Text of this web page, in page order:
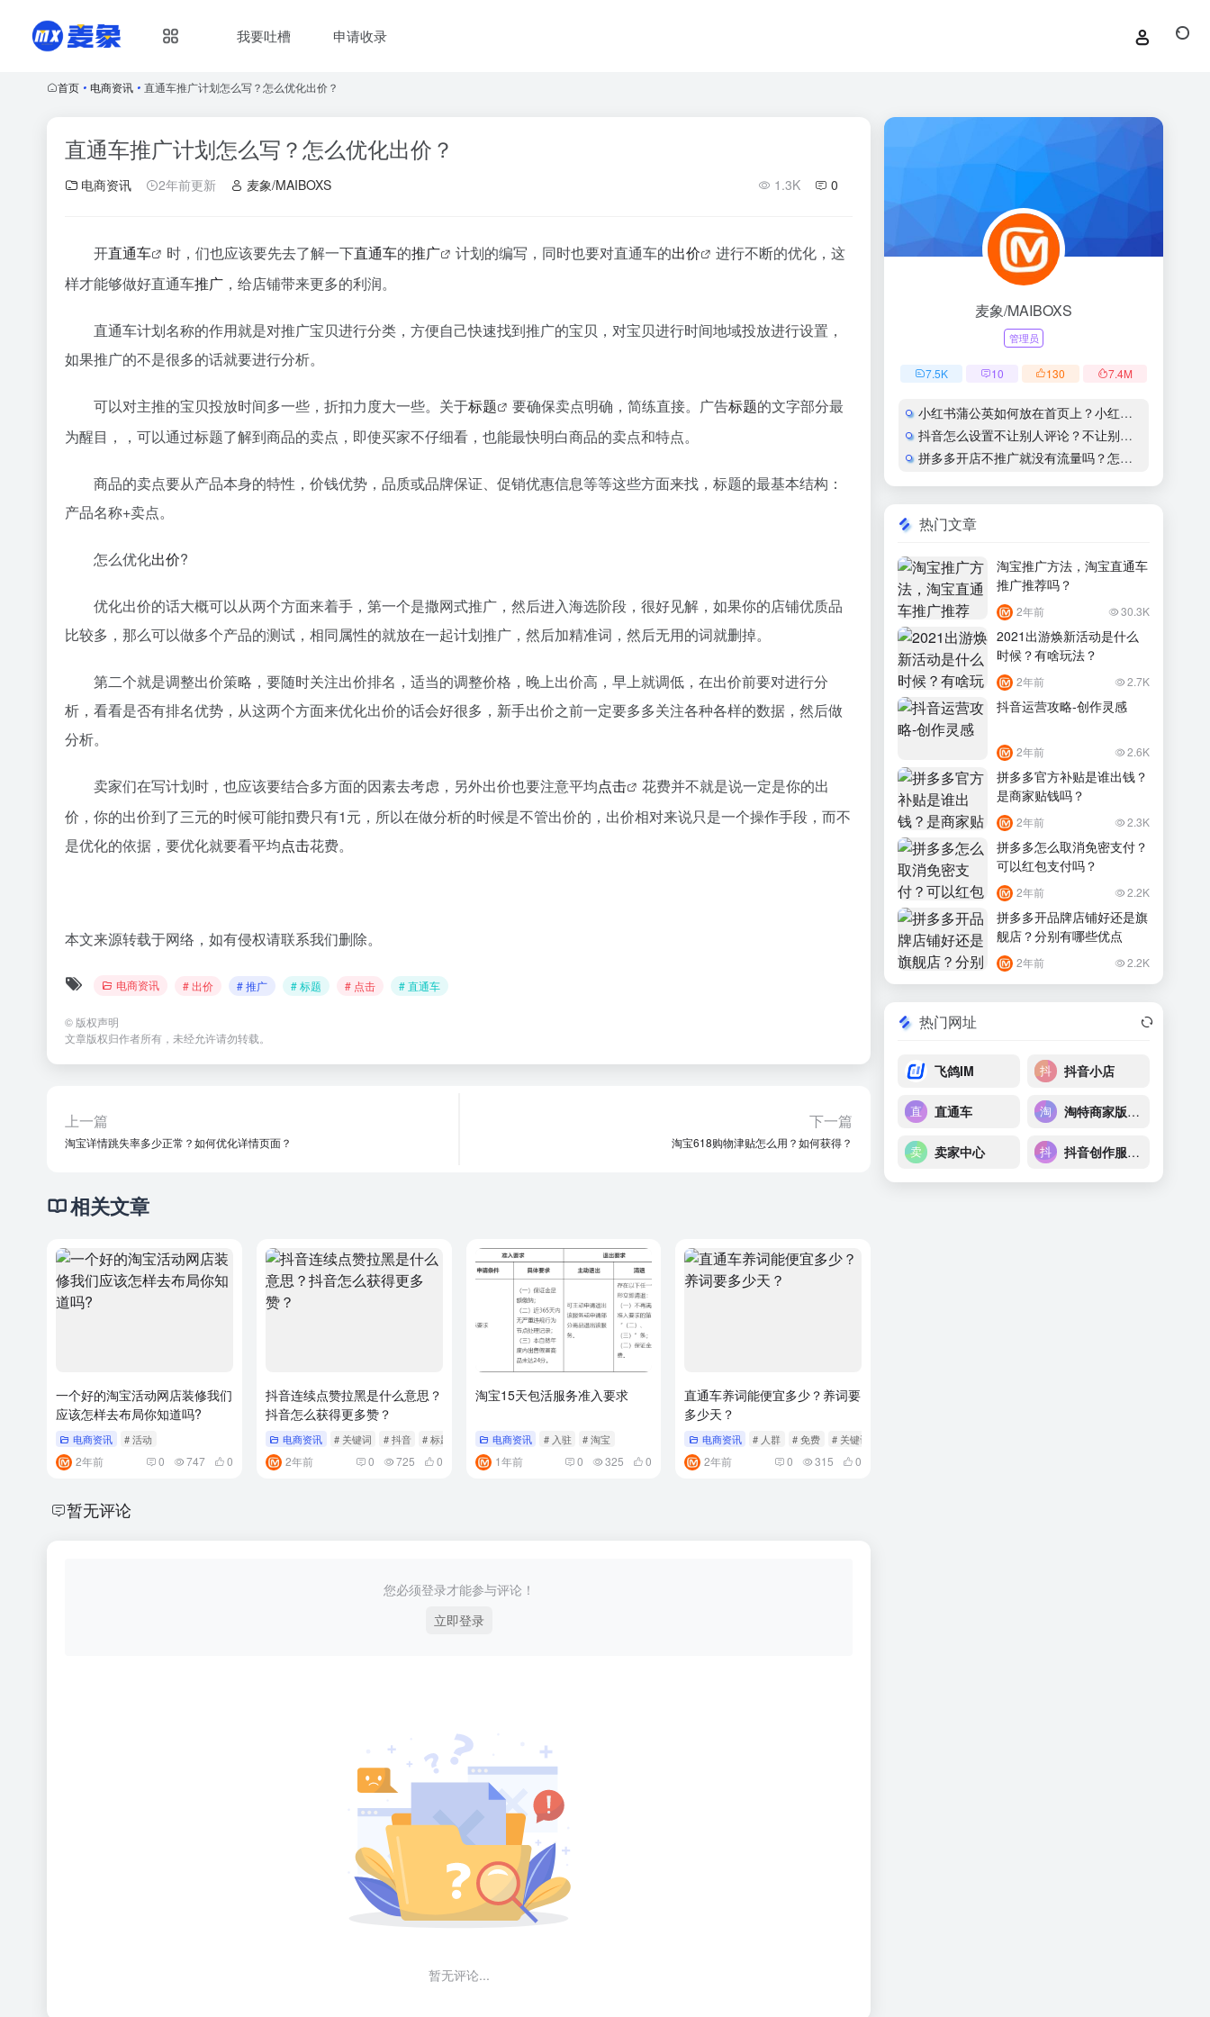
我要吐槽 申请收录
首页 • 电商资讯 • 直通车推广计划怎么写？怎么优化出价？
直通车推广计划怎么写？怎么优化出价？
电商资讯 2年前更新 麦象/MAIBOXS 1.3K 0
开直通车 时，们也应该要先去了解一下直通车的推广 计划的编写，同时也要对直通车的出价
进行不断的优化，这
样才能够做好直通车推广 ，给店铺带来更多的利润。
直通车计划名称的作用就是对推广宝贝进行分类，方便自己快速找到推广的宝贝，对宝贝进行时间地域投放进行设置，
如果推广的不是很多的话就要进行分析。
可以对主推的宝贝投放时间多一些，折扣力度大一些。关于标题 要确保卖点明确，简练直接。广告标题的文字部分最
为醒目，，可以通过标题了解到商品的卖点，即使买家不仔细看，也能最快明白商品的卖点和特点。
商品的卖点要从产品本身的特性，价钱优势，品质或品牌保证、促销优惠信息等等这些方面来找，标题的最基本结构：
产品名称+卖点。
怎么优化出价?
优化出价的话大概可以从两个方面来着手，第一个是撒网式推广，然后进入海选阶段，很好见解，如果你的店铺优质品
比较多，那么可以做多个产品的测试，相同属性的就放在一起计划推广，然后加精准词，然后无用的词就删掉。
第二个就是调整出价策略，要随时关注出价排名，适当的调整价格，晚上出价高，早上就调低，在出价前要对进行分
析，看看是否有排名优势，从这两个方面来优化出价的话会好很多，新手出价之前一定要多多关注各种各样的数据，然后做
分析。
卖家们在写计划时，也应该要结合多方面的因素去考虑，另外出价也要注意平均点击
花费并不就是说一定是你的出
价，你的出价到了三元的时候可能扣费只有1元，所以在做分析的时候是不管出价的，出价相对来说只是一个操作手段，而不
是优化的依据，要优化就要看平均点击花费。
本文来源转载于网络，如有侵权请联系我们删除。
电商资讯 # 出价 # 推广 # 标题 # 点击 # 直通车
© 版权声明
文章版权归作者所有，未经允许请勿转载。
上一篇
淘宝详情跳失率多少正常？如何优化详情页面？
下一篇
淘宝618购物津贴怎么用？如何获得？
相关文章
一个好的淘宝活动网店装修我们
应该怎样去布局你知道吗?
电商资讯 # 活动
2年前 0 747 0
抖音连续点赞拉黑是什么意思？
抖音怎么获得更多赞？
电商资讯 # 关键词 # 抖音 # 标题
2年前 0 725 0
淘宝15天包活服务准入要求
电商资讯 # 入驻 # 淘宝
1年前 0 325 0
直通车养词能便宜多少？养词要
多少天？
电商资讯 # 人群 # 免费 # 关键词
2年前 0 315 0
暂无评论
您必须登录才能参与评论！
立即登录
暂无评论...
麦象/MAIBOXS
管理员
7.5K 10 130 7.4M
小红书蒲公英如何放在首页上？小红书怎么开通蒲公英合作
抖音怎么设置不让别人评论？不让别人看作品会显示什么？
拼多多开店不推广就没有流量吗？怎么运营？
热门文章
淘宝推广方法，淘宝直通车
推广推荐吗？
2年前 30.3K
2021出游焕新活动是什么
时候？有啥玩法？
2年前 2.7K
抖音运营攻略-创作灵感
2年前 2.6K
拼多多官方补贴是谁出钱？
是商家贴钱吗？
2年前 2.3K
拼多多怎么取消免密支付？
可以红包支付吗？
2年前 2.2K
拼多多开品牌店铺好还是旗
舰店？分别有哪些优点
2年前 2.2K
热门网址
飞鸽IM 抖音小店
直通车 淘特商家版后台
卖家中心 抖音创作服务平台